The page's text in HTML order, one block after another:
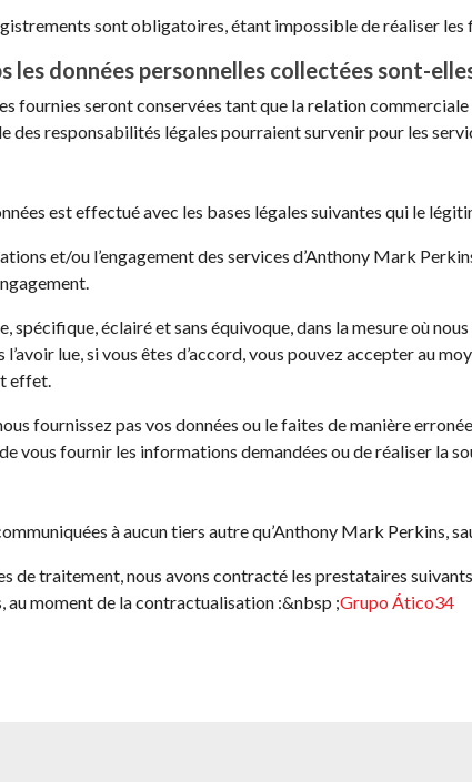
sont obligatoires, étant impossible de réaliser les
les données personnelles collectées sont-
fournies seront conservées tant que la relation
des responsabilités légales pourraient survenir pour les
est effectué avec les bases légales suivantes qui le
et/ou l’engagement des services d’Anthony Mark
spécifique, éclairé et sans équivoque, dans la mesure où
lue, si vous êtes d’accord, vous pouvez accepter au
effet.
fournissez pas vos données ou le faites de manière
vous fournir les informations demandées ou de réaliser la
à aucun tiers autre qu’Anthony Mark Perkins,
de traitement, nous avons contracté les prestataires
au moment de la contractualisation :&nbsp ;Grupo Ático34